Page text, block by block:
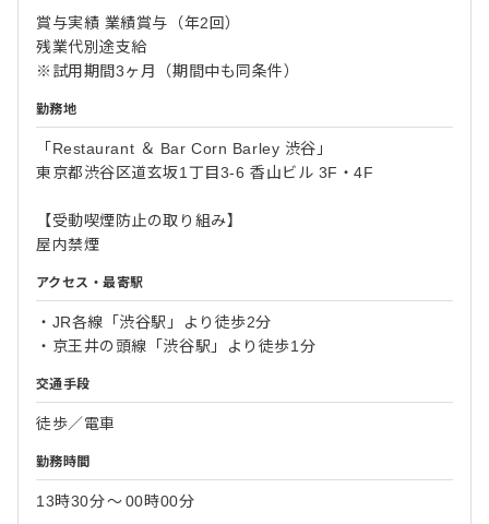
賞与実績 業績賞与（年2回）
残業代別途支給
※試用期間3ヶ月（期間中も同条件）
勤務地
「Restaurant ＆ Bar Corn Barley 渋谷」
東京都渋谷区道玄坂1丁目3-6 香山ビル 3F・4F
【受動喫煙防止の取り組み】
屋内禁煙
アクセス・最寄駅
・JR各線「渋谷駅」より徒歩2分
・京王井の頭線「渋谷駅」より徒歩1分
交通手段
徒歩／電車
勤務時間
13時30分〜00時00分